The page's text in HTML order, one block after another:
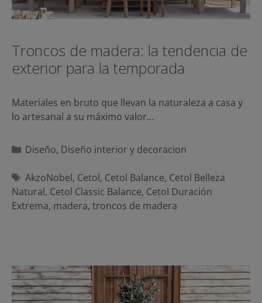
Troncos de madera: la tendencia de
exterior para la temporada
Materiales en bruto que llevan la naturaleza a casa y
lo artesanal a su máximo valor…
Categorías
Diseño, Diseño interior y decoracion
Etiquetas
AkzoNobel, Cetol, Cetol Balance, Cetol Belleza
Natural, Cetol Classic Balance, Cetol Duración
Extrema, madera, troncos de madera